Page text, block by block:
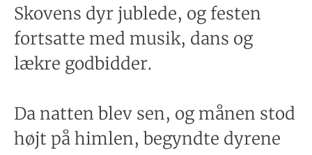
Skovens dyr jublede, og festen
fortsatte med musik, dans og
lækre godbidder.
Da natten blev sen, og månen stod
højt på himlen, begyndte dyrene